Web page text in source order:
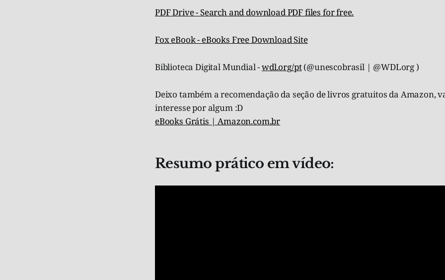
PDF Drive - Search and download PDF files for free.
Fox eBook - eBooks Free Download Site
Biblioteca Digital Mundial -wdl.org/pt(@unescobrasil | @WDLorg )
Deixo também a recomendação da seção de livros gratuitos da Amazon,
interesse por algum :D
eBooks Grátis | Amazon.com.br
Resumo prático em vídeo: